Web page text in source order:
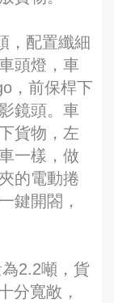
，配置纖細
頭燈，車
，前保桿下
鏡頭。車
貨物，左
一樣，做
的電動捲
鍵開閤，
2.2噸，貨
分寬敞，